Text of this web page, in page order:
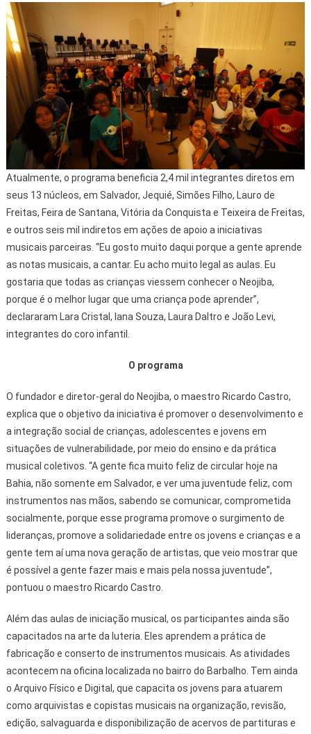
Atualmente, o programa beneficia 2,4 mil integrantes diretos em
seus 13 núcleos, em Salvador, Jequié, Simões Filho, Lauro de
Freitas, Feira de Santana, Vitória da Conquista e Teixeira de Freitas,
e outros seis mil indiretos em ações de apoio a iniciativas
musicais parceiras. “Eu gosto muito daqui porque a gente aprende
as notas musicais, a cantar. Eu acho muito legal as aulas. Eu
gostaria que todas as crianças viessem conhecer o Neojiba,
porque é o melhor lugar que uma criança pode aprender”,
declararam Lara Cristal, Iana Souza, Laura Daltro e João Levi,
integrantes do coro infantil.
O programa
O fundador e diretor-geral do Neojiba, o maestro Ricardo Castro,
explica que o objetivo da iniciativa é promover o desenvolvimento e
a integração social de crianças, adolescentes e jovens em
situações de vulnerabilidade, por meio do ensino e da prática
musical coletivos. “A gente fica muito feliz de circular hoje na
Bahia, não somente em Salvador, e ver uma juventude feliz, com
instrumentos nas mãos, sabendo se comunicar, comprometida
socialmente, porque esse programa promove o surgimento de
lideranças, promove a solidariedade entre os jovens e crianças e a
gente tem aí uma nova geração de artistas, que veio mostrar que
é possível a gente fazer mais e mais pela nossa juventude”,
pontuou o maestro Ricardo Castro.
Além das aulas de iniciação musical, os participantes ainda são
capacitados na arte da luteria. Eles aprendem a prática de
fabricação e conserto de instrumentos musicais. As atividades
acontecem na oficina localizada no bairro do Barbalho. Tem ainda
o Arquivo Físico e Digital, que capacita os jovens para atuarem
como arquivistas e copistas musicais na organização, revisão,
edição, salvaguarda e disponibilização de acervos de partituras e